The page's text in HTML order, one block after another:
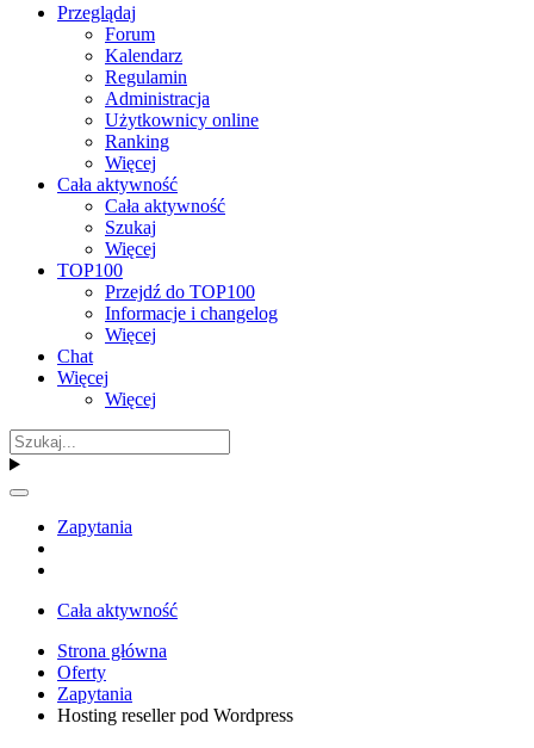
Przeglądaj
Forum
Kalendarz
Regulamin
Administracja
Użytkownicy online
Ranking
Więcej
Cała aktywność
Cała aktywność
Szukaj
Więcej
TOP100
Przejdź do TOP100
Informacje i changelog
Więcej
Chat
Więcej
Więcej
Zapytania
Cała aktywność
Strona główna
Oferty
Zapytania
Hosting reseller pod Wordpress